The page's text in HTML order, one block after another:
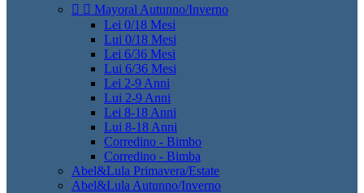
  Mayoral Autunno/Inverno
Lei 0/18 Mesi
Lui 0/18 Mesi
Lei 6/36 Mesi
Lui 6/36 Mesi
Lei 2-9 Anni
Lui 2-9 Anni
Lei 8-18 Anni
Lui 8-18 Anni
Corredino - Bimbo
Corredino - Bimba
Abel&Lula Primavera/Estate
Abel&Lula Autunno/Inverno